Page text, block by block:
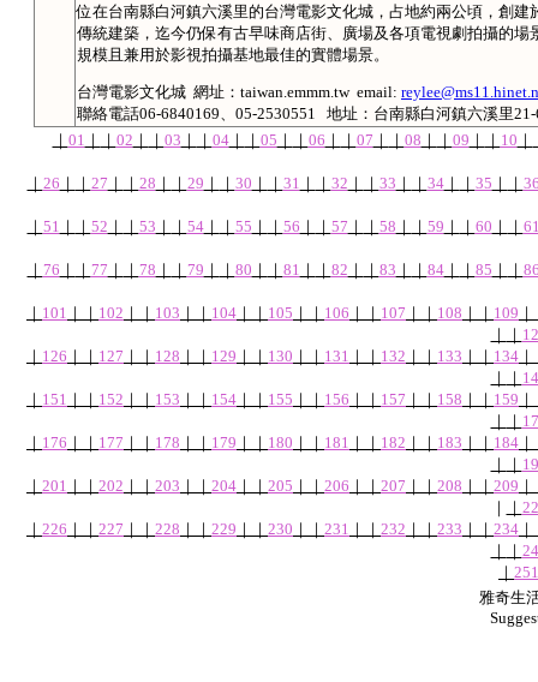
位在台南縣白河鎮六溪里的台灣電影文化城，占地約兩公頃，創
傳統建築，迄今仍保有古早味商店街、廣場及各項電視劇拍攝的
規模且兼用於影視拍攝基地最佳的實體場景。
台灣電影文化城 網址：taiwan.emmm.tw email:
聯絡電話06-6840169、05-2530551 地址：台南縣白河鎮六溪里
｜ 01 ｜ ｜ 02 ｜ ｜ 03 ｜ ｜ 04｜ ｜ 05 ｜ ｜ 06 ｜ ｜ 07 ｜ ｜ 08 ｜ ｜ 09 ｜ ｜ 10 ｜
｜ 26 ｜ ｜ 27 ｜ ｜ 28 ｜ ｜ 29 ｜ ｜ 30 ｜ ｜ 31 ｜ ｜ 32 ｜ ｜ 33 ｜ ｜ 34｜ ｜ 35 ｜ ｜
｜ 51 ｜ ｜ 52 ｜ ｜ 53 ｜ ｜ 54｜ ｜ 55 ｜ ｜ 56 ｜ ｜ 57 ｜ ｜ 58 ｜ ｜ 59 ｜ ｜ 60 ｜ ｜
｜ 76 ｜ ｜ 77 ｜ ｜ 78 ｜ ｜ 79 ｜ ｜ 80 ｜ ｜ 81 ｜ ｜ 82 ｜ ｜ 83 ｜ ｜ 84｜ ｜ 85 ｜ ｜
｜ 101 ｜ ｜ 102 ｜ ｜ 103 ｜ ｜ 104 ｜ ｜ 105 ｜ ｜ 106 ｜ ｜ 107 ｜ ｜ 108 ｜ ｜ 109 ｜
｜
｜
｜ 126 ｜ ｜ 127 ｜ ｜ 128 ｜ ｜ 129 ｜ ｜ 130 ｜ ｜ 131 ｜ ｜ 132 ｜ ｜ 133 ｜ ｜ 134 ｜
｜
｜
｜ 151 ｜ ｜ 152 ｜ ｜ 153 ｜ ｜ 154 ｜ ｜ 155 ｜ ｜ 156 ｜ ｜ 157 ｜ ｜ 158 ｜ ｜ 159 ｜
｜
｜
｜ 176 ｜ ｜ 177 ｜ ｜ 178 ｜ ｜ 179 ｜ ｜ 180 ｜ ｜ 181 ｜ ｜ 182 ｜ ｜ 183 ｜ ｜ 184 ｜
｜
｜
｜ 201 ｜ ｜ 202 ｜ ｜ 203 ｜ ｜ 204 ｜ ｜ 205 ｜ ｜ 206 ｜ ｜ 207 ｜ ｜ 208 ｜ ｜ 209 ｜
｜
｜
｜ 226 ｜ ｜ 227 ｜ ｜ 228 ｜ ｜ 229 ｜ ｜ 230 ｜ ｜ 231 ｜ ｜ 232 ｜ ｜ 233 ｜ ｜ 234 ｜
｜
｜
｜ 251
雅奇生